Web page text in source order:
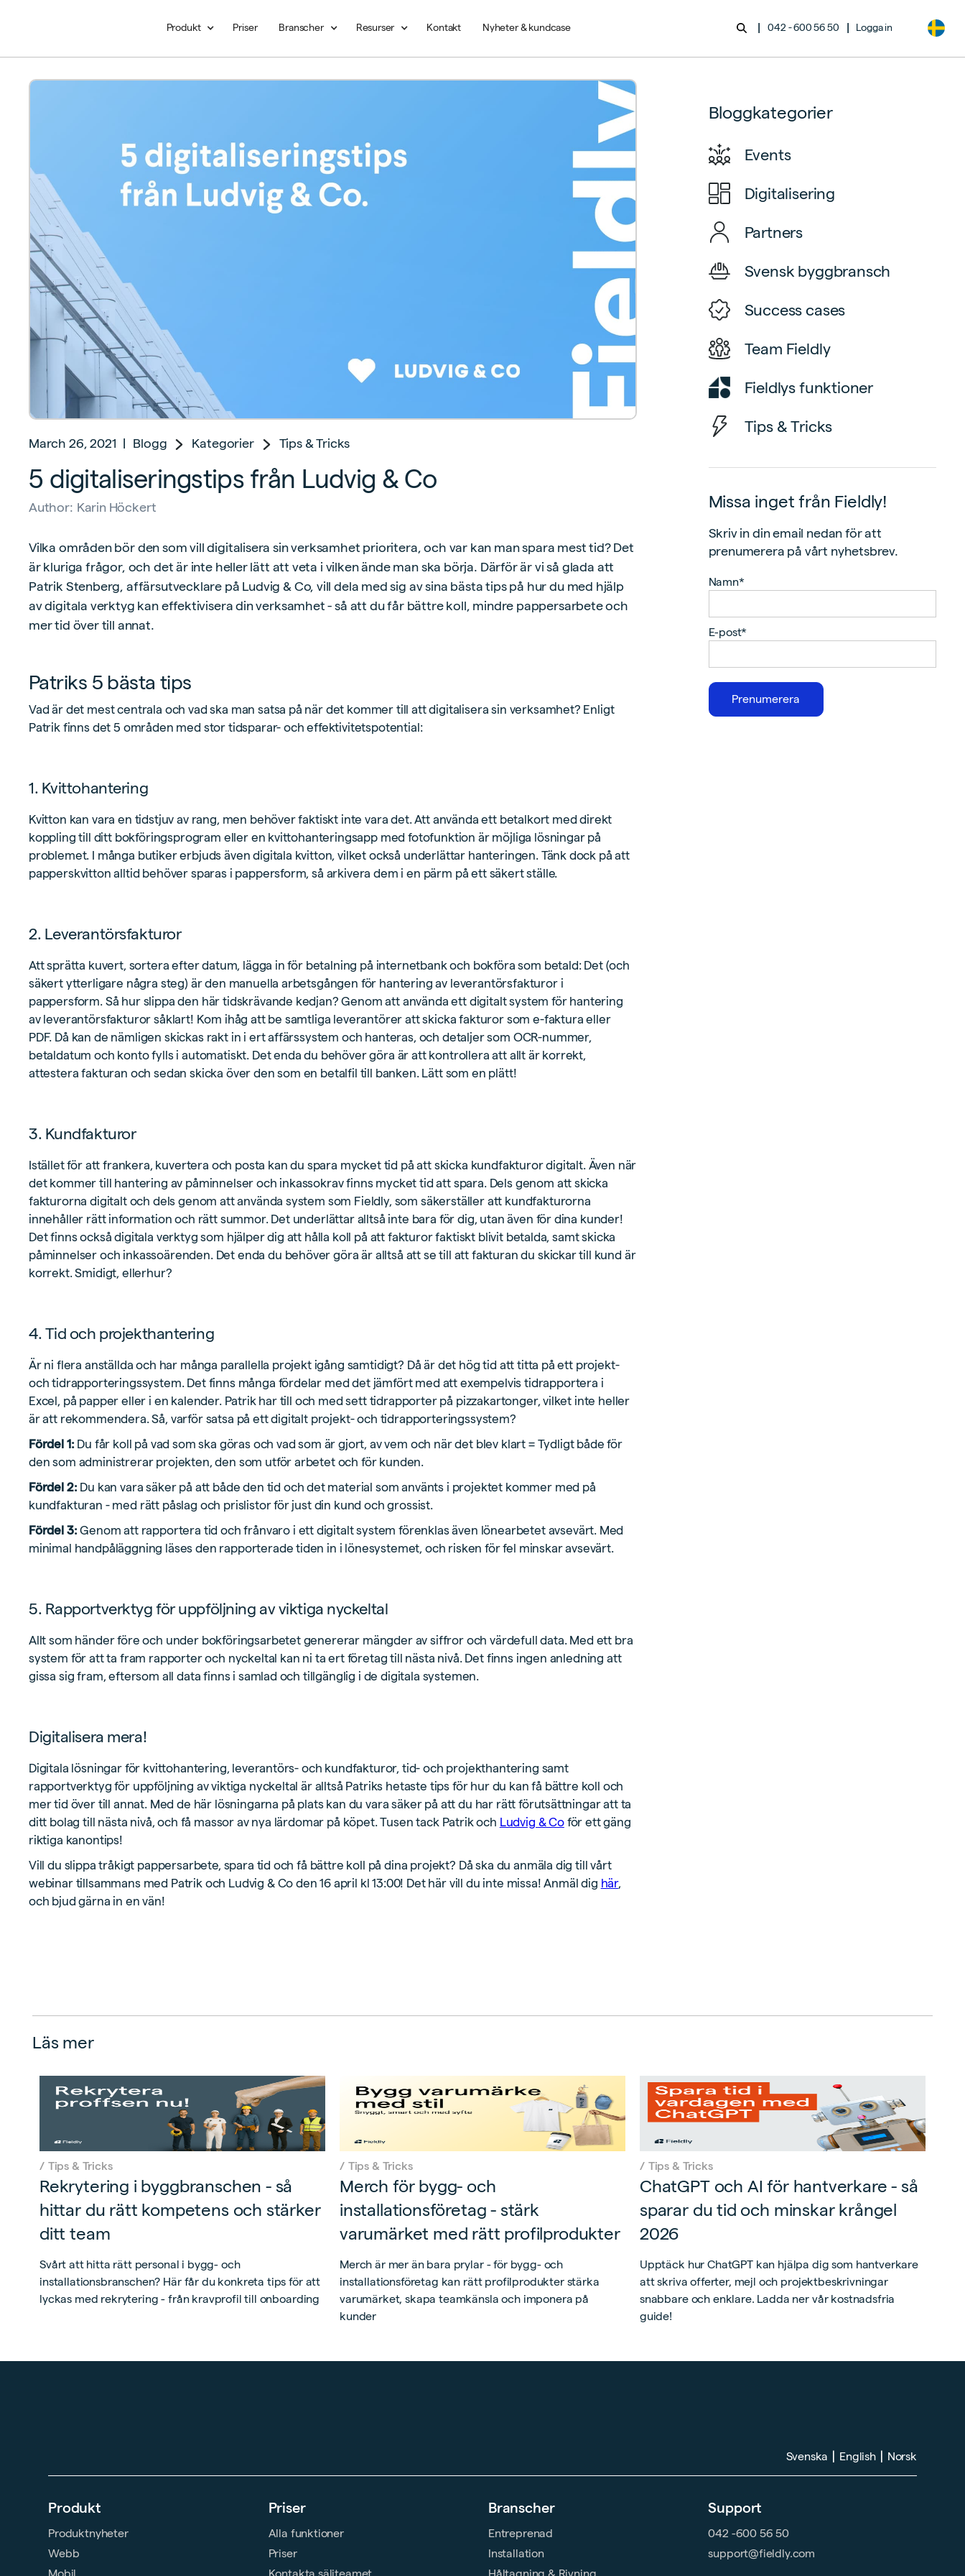
Produkt Priser Branscher Resurser Kontakt Nyheter & kundcase | 042 - 600 56 50 | Logga in
March 26, 2021 Blogg Kategorier Tips & Tricks
5 digitaliseringstips från Ludvig & Co
Author: Karin Höckert
Vilka områden bör den som vill digitalisera sin verksamhet prioritera, och var kan man spara mest tid? Det
är kluriga frågor, och det är inte heller lätt att veta i vilken ände man ska börja. Därför är vi så glada att
Patrik Stenberg, affärsutvecklare på Ludvig & Co, vill dela med sig av sina bästa tips på hur du med hjälp
av digitala verktyg kan effektivisera din verksamhet - så att du får bättre koll, mindre pappersarbete och
mer tid över till annat.
Patriks 5 bästa tips
Vad är det mest centrala och vad ska man satsa på när det kommer till att digitalisera sin verksamhet? Enligt
Patrik finns det 5 områden med stor tidsparar- och effektivitetspotential:
1. Kvittohantering
Kvitton kan vara en tidstjuv av rang, men behöver faktiskt inte vara det. Att använda ett betalkort med direkt
koppling till ditt bokföringsprogram eller en kvittohanteringsapp med fotofunktion är möjliga lösningar på
problemet. I många butiker erbjuds även digitala kvitton, vilket också underlättar hanteringen. Tänk dock på att
papperskvitton alltid behöver sparas i pappersform, så arkivera dem i en pärm på ett säkert ställe.
2. Leverantörsfakturor
Att sprätta kuvert, sortera efter datum, lägga in för betalning på internetbank och bokföra som betald: Det (och
säkert ytterligare några steg) är den manuella arbetsgången för hantering av leverantörsfakturor i
pappersform. Så hur slippa den här tidskrävande kedjan? Genom att använda ett digitalt system för hantering
av leverantörsfakturor såklart! Kom ihåg att be samtliga leverantörer att skicka fakturor som e-faktura eller
PDF. Då kan de nämligen skickas rakt in i ert affärssystem och hanteras, och detaljer som OCR-nummer,
betaldatum och konto fylls i automatiskt. Det enda du behöver göra är att kontrollera att allt är korrekt,
attestera fakturan och sedan skicka över den som en betalfil till banken. Lätt som en plätt!
3. Kundfakturor
Istället för att frankera, kuvertera och posta kan du spara mycket tid på att skicka kundfakturor digitalt. Även när
det kommer till hantering av påminnelser och inkassokrav finns mycket tid att spara. Dels genom att skicka
fakturorna digitalt och dels genom att använda system som Fieldly, som säkerställer att kundfakturorna
innehåller rätt information och rätt summor. Det underlättar alltså inte bara för dig, utan även för dina kunder!
Det finns också digitala verktyg som hjälper dig att hålla koll på att fakturor faktiskt blivit betalda, samt skicka
påminnelser och inkassoärenden. Det enda du behöver göra är alltså att se till att fakturan du skickar till kund är
korrekt. Smidigt, ellerhur?
4. Tid och projekthantering
Är ni flera anställda och har många parallella projekt igång samtidigt? Då är det hög tid att titta på ett projekt-
och tidrapporteringssystem. Det finns många fördelar med det jämfört med att exempelvis tidrapportera i
Excel, på papper eller i en kalender. Patrik har till och med sett tidrapporter på pizzakartonger, vilket inte heller
är att rekommendera. Så, varför satsa på ett digitalt projekt- och tidrapporteringssystem?
Fördel 1:Du får koll på vad som ska göras och vad som är gjort, av vem och när det blev klart = Tydligt både för
den som administrerar projekten, den som utför arbetet och för kunden.
Fördel 2:Du kan vara säker på att både den tid och det material som använts i projektet kommer med på
kundfakturan - med rätt påslag och prislistor för just din kund och grossist.
Fördel 3:Genom att rapportera tid och frånvaro i ett digitalt system förenklas även lönearbetet avsevärt. Med
minimal handpåläggning läses den rapporterade tiden in i lönesystemet, och risken för fel minskar avsevärt.
5. Rapportverktyg för uppföljning av viktiga nyckeltal
Allt som händer före och under bokföringsarbetet genererar mängder av siffror och värdefull data. Med ett bra
system för att ta fram rapporter och nyckeltal kan ni ta ert företag till nästa nivå. Det finns ingen anledning att
gissa sig fram, eftersom all data finns i samlad och tillgänglig i de digitala systemen.
Digitalisera mera!
Digitala lösningar för kvittohantering, leverantörs- och kundfakturor, tid- och projekthantering samt
rapportverktyg för uppföljning av viktiga nyckeltal är alltså Patriks hetaste tips för hur du kan få bättre koll och
mer tid över till annat. Med de här lösningarna på plats kan du vara säker på att du har rätt förutsättningar att ta
ditt bolag till nästa nivå, och få massor av nya lärdomar på köpet. Tusen tack Patrik och Ludvig & Coför ett gäng
riktiga kanontips!
Vill du slippa tråkigt pappersarbete, spara tid och få bättre koll på dina projekt? Då ska du anmäla dig till vårt
webinar tillsammans med Patrik och Ludvig & Co den 16 april kl 13:00! Det här vill du inte missa! Anmäl dig här,
och bjud gärna in en vän!
Bloggkategorier
Events
Digitalisering
Partners
Svensk byggbransch
Success cases
Team Fieldly
Fieldlys funktioner
Tips & Tricks
Missa inget från Fieldly!
Skriv in din email nedan för att
prenumerera på vårt nyhetsbrev.
Namn*
E-post*
Läs mer
/ Tips & Tricks
Rekrytering i byggbranschen - så
hittar du rätt kompetens och stärker
ditt team
Svårt att hitta rätt personal i bygg- och
installationsbranschen? Här får du konkreta tips för att
lyckas med rekrytering - från kravprofil till onboarding
/ Tips & Tricks
Merch för bygg- och
installationsföretag - stärk
varumärket med rätt profilprodukter
Merch är mer än bara prylar - för bygg- och
installationsföretag kan rätt profilprodukter stärka
varumärket, skapa teamkänsla och imponera på
kunder
/ Tips & Tricks
ChatGPT och AI för hantverkare - så
sparar du tid och minskar krångel
2026
Upptäck hur ChatGPT kan hjälpa dig som hantverkare
att skriva offerter, mejl och projektbeskrivningar
snabbare och enklare. Ladda ner vår kostnadsfria
guide!
Svenska | English | Norsk
Produkt
Produktnyheter
Webb
Mobil
Priser
Alla funktioner
Priser
Kontakta säljteamet
Support
042 -600 56 50
support@fieldly.com
Branscher
Entreprenad
Installation
Håltagning & Rivning